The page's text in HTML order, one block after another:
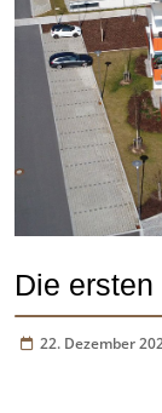
Die
22. Dezember